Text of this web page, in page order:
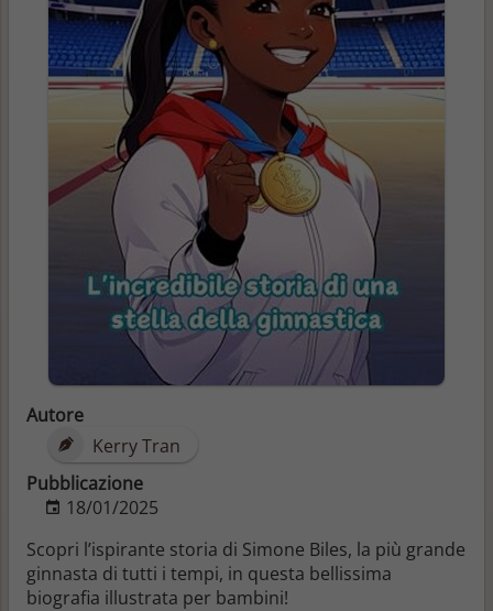
Autore
Kerry Tran
Pubblicazione
18/01/2025
Scopri l’ispirante storia di Simone Biles, la più grande
ginnasta di tutti i tempi, in questa bellissima
biografia illustrata per bambini!